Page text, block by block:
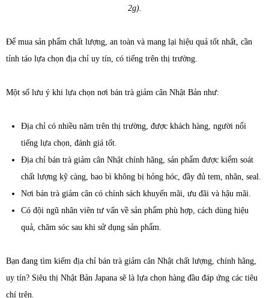
2g).
Để mua sản phẩm chất lượng, an toàn và mang lại hiệu quả tốt nhất, cần
tỉnh táo lựa chọn địa chỉ uy tín, có tiếng trên thị trường.
Một số lưu ý khi lựa chọn nơi bán trà giảm cân Nhật Bản như:
Địa chỉ có nhiều năm trên thị trường, được khách hàng, người nổi
tiếng lựa chọn, đánh giá tốt.
Địa chỉ bán trà giảm cân Nhật chính hãng, sản phẩm được kiểm soát
chất lượng kỹ càng, bao bì không bị hỏng hóc, đầy đủ tem, nhãn, seal.
Nơi bán trà giảm cân có chính sách khuyến mãi, ưu đãi và hậu mãi.
Có đội ngũ nhân viên tư vấn về sản phẩm phù hợp, cách dùng hiệu
quả, chăm sóc sau khi sử dụng sản phẩm.
Bạn đang tìm kiếm địa chỉ bán trà giảm cân Nhật chất lượng, chính hãng,
uy tín? Siêu thị Nhật Bản Japana sẽ là lựa chọn hàng đầu đáp ứng các tiêu
chí trên.